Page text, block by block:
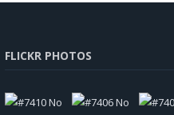
FLICKR PHOTOS